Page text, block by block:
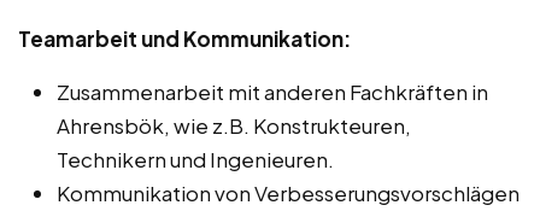
Teamarbeit und Kommunikation:
Zusammenarbeit mit anderen Fachkräften in
Ahrensbök, wie z.B. Konstrukteuren,
Technikern und Ingenieuren.
Kommunikation von Verbesserungsvorschlägen